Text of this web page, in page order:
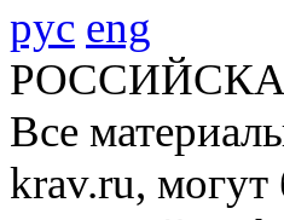
рус eng
Все
krav.ru, могут